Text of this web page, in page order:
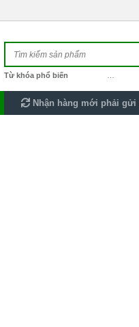
Từ khóa phổ biến
Nhận hàng mới phải gửi